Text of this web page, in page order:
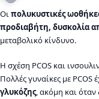
Οιπολυκυστικές
προδιαβήτη, δυσκολία
μεταβολικό κίνδυνο.
Η σχέση PCOS και
Πολλές γυναίκες με PCOS
γλυκόζης, ακόμη και όταν